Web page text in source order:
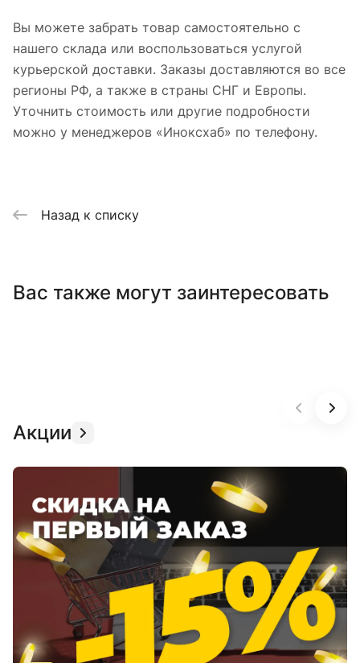
Вы можете забрать товар самостоятельно с
нашего склада или воспользоваться услугой
курьерской доставки. Заказы доставляются во все
регионы РФ, а также в страны СНГ и Европы.
Уточнить стоимость или другие подробности
можно у менеджеров «Иноксхаб» по телефону.
Назад к списку
Вас также могут заинтересовать
Акции